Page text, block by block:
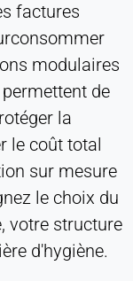
factures
modulaires
de
la
le coût total
sur mesure
le choix du
votre structure
d'hygiène.